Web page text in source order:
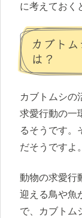
に考えておく
カブト
は？
カブトムシの
求愛行動の一
るそうです。
だそうですよ。
動物の求愛行
迎える鳥や魚
で、カブトム